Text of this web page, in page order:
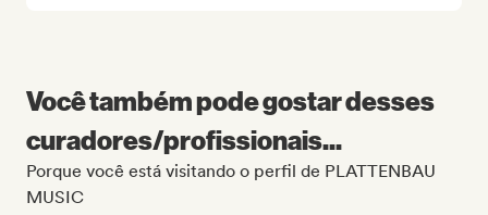
Você também pode gostar desses
curadores/profissionais...
Porque você está visitando o perfil de PLATTENBAU
MUSIC